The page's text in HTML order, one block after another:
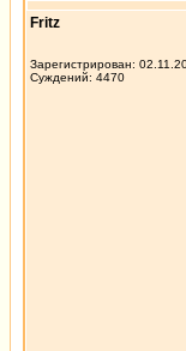
Fritz
Зарегистрирован:
Суждений: 4470